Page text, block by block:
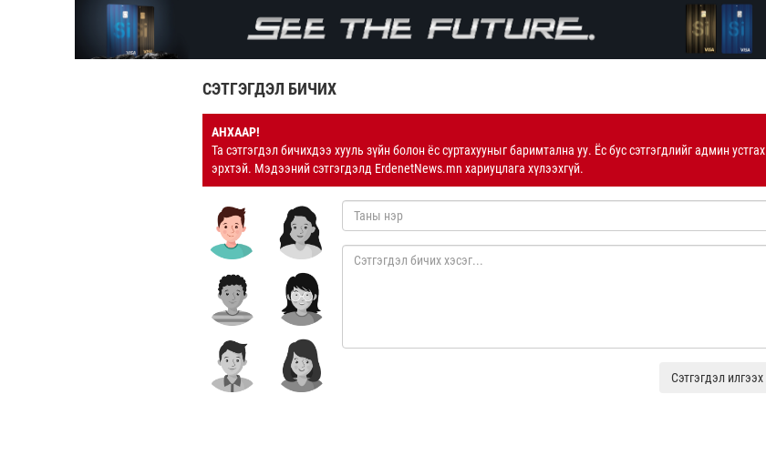
СЭТГЭГДЭЛ БИЧИХ
АНХААР!
Та сэтгэгдэл бичихдээ хууль зүйн болон ёс суртахууныг баримтална уу. Ёс бус сэтгэгдлийг админ устгах
эрхтэй. Мэдээний сэтгэгдэлд ErdenetNews.mn хариуцлага хүлээхгүй.
Сэтгэгдэл илгээх